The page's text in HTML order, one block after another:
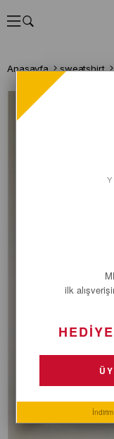
Anasayfa sweatshirt
ilk